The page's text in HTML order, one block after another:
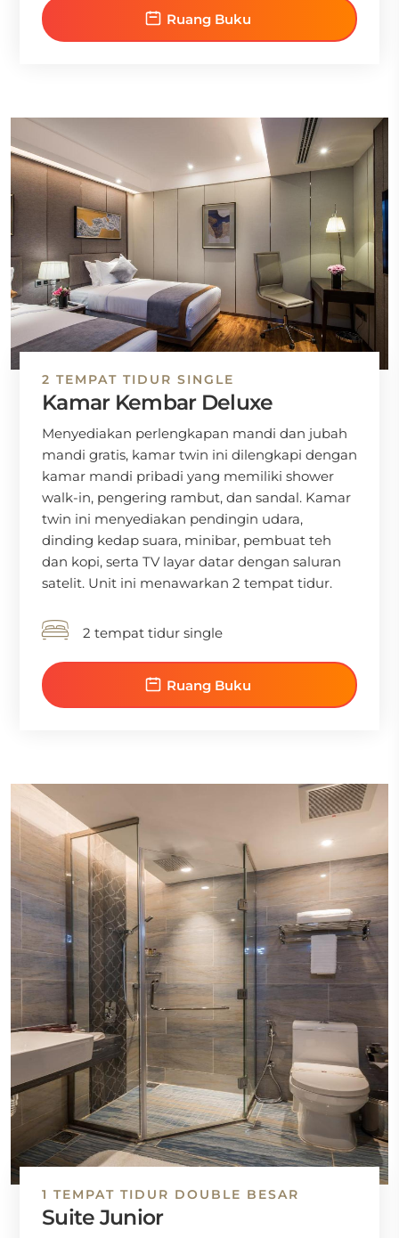
Ruang Buku
2 TEMPAT TIDUR SINGLE
Kamar Kembar Deluxe
Menyediakan perlengkapan mandi dan jubah
mandi gratis, kamar twin ini dilengkapi dengan
kamar mandi pribadi yang memiliki shower
walk-in, pengering rambut, dan sandal. Kamar
twin ini menyediakan pendingin udara,
dinding kedap suara, minibar, pembuat teh
dan kopi, serta TV layar datar dengan saluran
satelit. Unit ini menawarkan 2 tempat tidur.
2 tempat tidur single
Ruang Buku
1 TEMPAT TIDUR DOUBLE BESAR
Suite Junior